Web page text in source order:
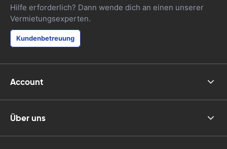
Hilfe erforderlich? Dann wende dich an einen unserer
Vermietungsexperten.
Kundenbetreuung
Account
Über uns